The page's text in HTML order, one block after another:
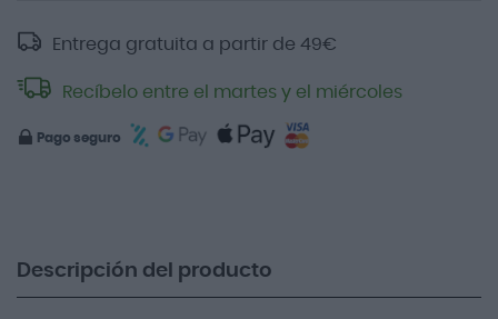
Entrega gratuita a partir de 49€
Recíbelo entre el martes y el miércoles
Pago seguro
Descripción del producto